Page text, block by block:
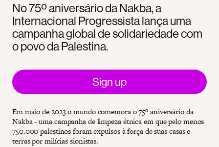
No 75º aniversário da Nakba, a
Internacional Progressista lança uma
campanha global de solidariedade com
o povo da Palestina.
Sign up
Em maio de 2023 o mundo comemora o 75º aniversário da
Nakba - uma campanha de limpeza étnica em que pelo menos
750.000 palestinos foram expulsos à força de suas casas e
terras por milícias sionistas.